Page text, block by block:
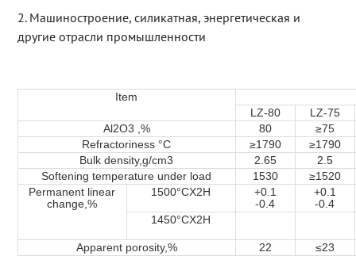
2. Машиностроение, силикатная, энергетическая и
другие отрасли промышленности
Item
LZ-80
LZ-75
Al2O3 ,%
80
≥75
Refractoriness °C
≥1790
≥1790
Bulk density,g/cm3
2.65
2.5
Softening temperature under load
1530
≥1520
Permanent linear
change,%
1500°CX2H
+0.1
-0.4
+0.1
-0.4
1450°CX2H
Apparent porosity,% 22
≤23